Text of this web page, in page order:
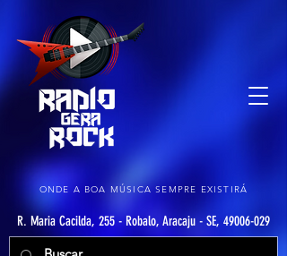
ONDE A BOA MÚSICA SEMPRE EXISTIRÁ
R. Maria Cacilda, 255 - Robalo, Aracaju - SE, 49006-029